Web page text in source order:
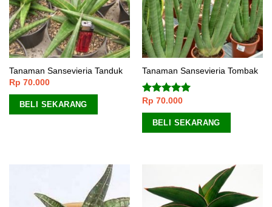
Tanaman Sansevieria Tanduk
Rp 70.000
BELI SEKARANG
Tanaman Sansevieria Tombak
Dinilai5.00
dari 5
Rp 70.000
BELI SEKARANG